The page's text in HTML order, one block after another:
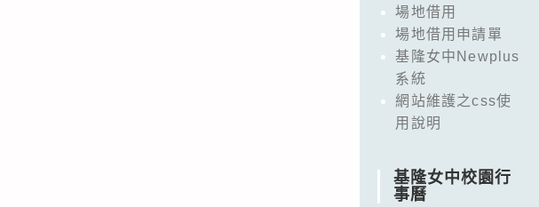
場地借用
場地借用申請單
基隆女中Newplus
系統
網站維護之css使
用說明
基隆女中校園行
事曆